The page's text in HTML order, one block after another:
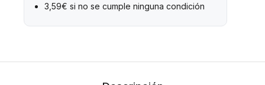
3,59€ si no se cumple ninguna condición